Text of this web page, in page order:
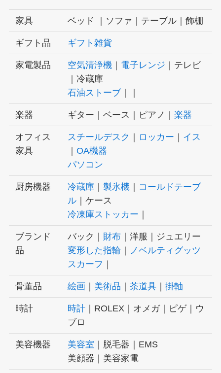
家具 ベッド ｜ソファ｜テーブル｜飾棚
ギフト品 ギフト雑貨
家電製品 空気清浄機 電子レンジ ｜テレビ
｜冷蔵庫
石油ストーブ
楽器 ギター｜ベース｜ピアノ｜楽器
オフィス
家具
スチールデスク ロッカー
イス
｜OA機器
パソコン
厨房機器 冷蔵庫 製氷機
コールドテーブ
ル ｜ケース
冷凍庫ストッカー
ブランド
品
バック｜ 財布 ｜洋服｜ジュエリー
変形した指輪
ノベルティグッツ
スカーフ
骨董品 絵画 美術品 ｜茶道具 ｜掛軸
時計 時計 ｜ROLEX｜オメガ｜ピゲ｜ウ
ブロ
美容機器 美容室 ｜脱毛器｜EMS
美顔器｜美容家電